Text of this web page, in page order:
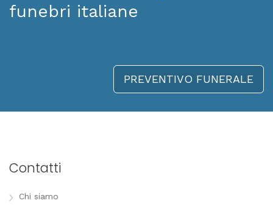
funebri italiane
PREVENTIVO FUNERALE
Contatti
Chi siamo